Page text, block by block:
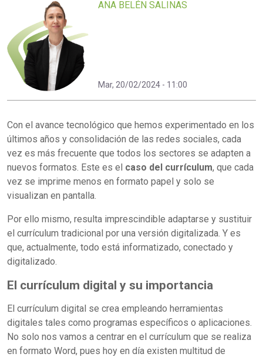
ANA BELÉN SALINAS
Mar, 20/02/2024 - 11:00
Con el avance tecnológico que hemos experimentado en los
últimos años y consolidación de las redes sociales, cada
vez es más frecuente que todos los sectores se adapten a
nuevos formatos. Este es el caso del currículum, que cada
vez se imprime menos en formato papel y solo se
visualizan en pantalla.
Por ello mismo, resulta imprescindible adaptarse y sustituir
el currículum tradicional por una versión digitalizada. Y es
que, actualmente, todo está informatizado, conectado y
digitalizado.
El currículum digital y su importancia
El currículum digital se crea empleando herramientas
digitales tales como programas específicos o aplicaciones.
No solo nos vamos a centrar en el currículum que se realiza
en formato Word, pues hoy en día existen multitud de